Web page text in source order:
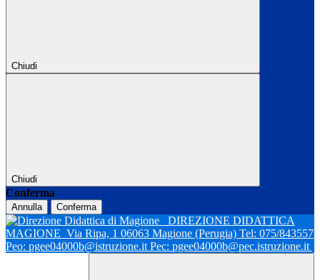
Chiudi
Chiudi
Conferma
Annulla Conferma
DIREZIONE DIDATTICA
MAGIONE Via Ripa, 1 06063 Magione (Perugia) Tel: 075/843557
Peo: pgee04000b@istruzione.it Pec: pgee04000b@pec.istruzione.it